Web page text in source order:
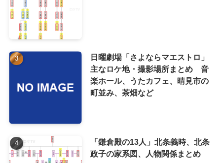
日曜劇場「さよならマエストロ」
主なロケ地・撮影場所まとめ 音
楽ホール、うたカフェ、晴見市の
町並み、茶畑など
「鎌倉殿の13人」北条義時、北条
政子の家系図、人物関係まとめ